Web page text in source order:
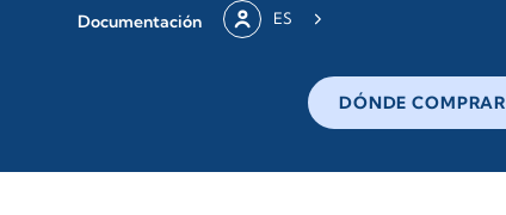
Documentación ES
DÓNDE COMPRAR